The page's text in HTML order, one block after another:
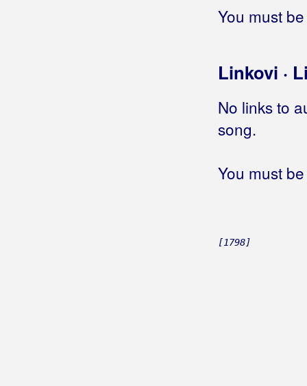
You must
Linkovi ·
No links to
song.
You must
[1798]